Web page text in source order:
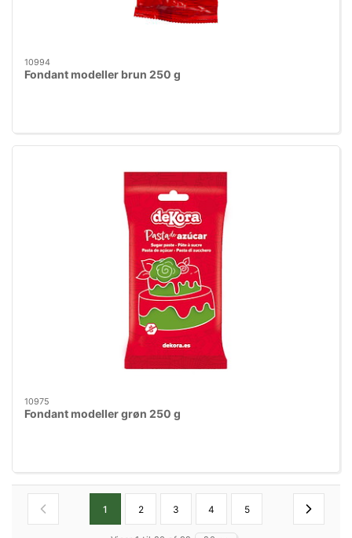
10994
Fondant modeller brun 250 g
10975
Fondant modeller grøn 250 g
1 2 3 4 5